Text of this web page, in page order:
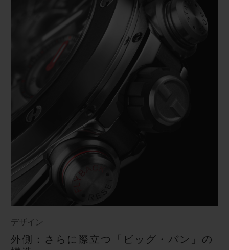
デザイン
外側：さらに際立つ「ビッグ・バン」の